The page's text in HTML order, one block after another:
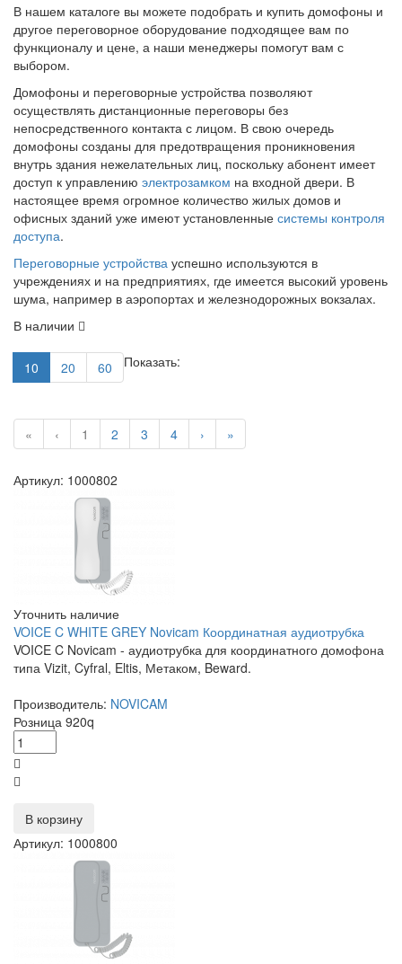
В нашем каталоге вы можете подобрать и купить домофоны и
другое переговорное оборудование подходящее вам по
функционалу и цене, а наши менеджеры помогут вам с
выбором.
Домофоны и переговорные устройства позволяют
осуществлять дистанционные переговоры без
непосредственного контакта с лицом. В свою очередь
домофоны созданы для предотвращения проникновения
внутрь здания нежелательных лиц, поскольку абонент имеет
доступ к управлению электрозамком на входной двери. В
настоящее время огромное количество жилых домов и
офисных зданий уже имеют установленные системы контроля
доступа.
Переговорные устройства успешно используются в
учреждениях и на предприятиях, где имеется высокий уровень
шума, например в аэропортах и железнодорожных вокзалах.
В наличии
Показать:
10 20 60
« ‹ 1 2 3 4 › »
Артикул: 1000802
Уточнить наличие
VOICE C WHITE GREY Novicam Координатная аудиотрубка
VOICE C Novicam - аудиотрубка для координатного домофона
типа Vizit, Cyfral, Eltis, Метаком, Beward.
Производитель: NOVICAM
Розница 920q
В корзину
Артикул: 1000800